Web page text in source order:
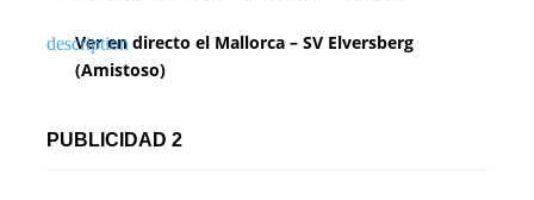
Ver en directo el Mallorca – SV Elversberg
(Amistoso)
PUBLICIDAD 2